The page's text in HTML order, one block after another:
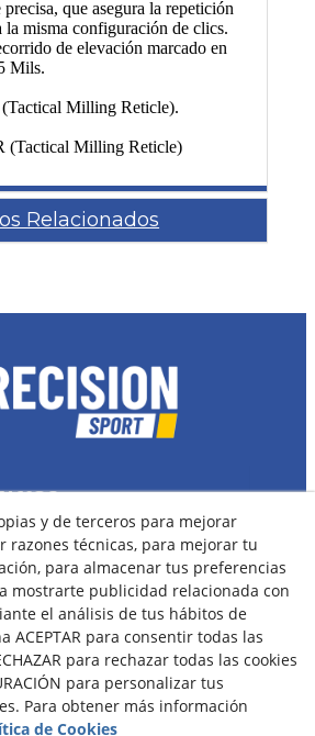
precisa, que asegura la repetición
la misma configuración de clics.
de elevación marcado en
Mils.
Milling Reticle).
Relacionados
(Tarragona) España
Política de Cookies
Política de Privacidad
y de terceros para mejorar
razones técnicas, para mejorar tu
para almacenar tus preferencias
mostrarte publicidad relacionada con
el análisis de tus hábitos de
ACEPTAR para consentir todas las
para rechazar todas las cookies
para personalizar tus
Para obtener más información
de Cookies